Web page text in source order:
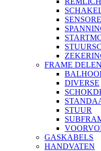
FRAME DELEN
DIVERSE
STUUR
GASKABELS
HANDVATEN